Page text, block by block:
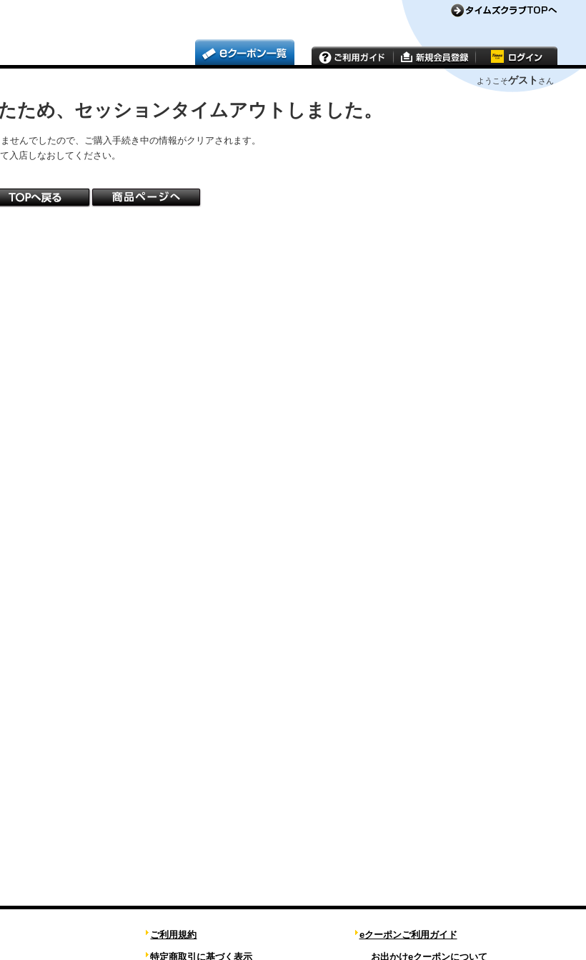
ようこそゲスト さん
ため、セッションタイムアウトしました。
せんでしたので、ご購入手続き中の情報がクリアされます。
入店しなおしてください。
ご利用規約
特定商取引に基づく表示
eクーポンご利用ガイド
お出かけeクーポンについて